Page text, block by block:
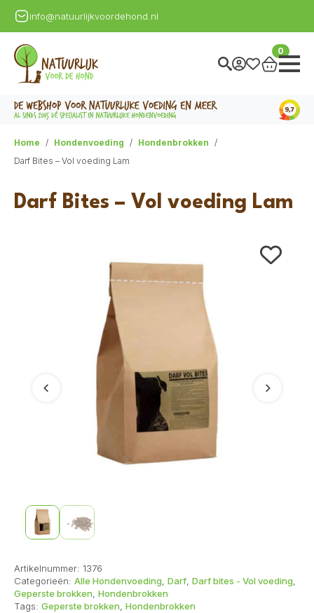
info@natuurlijkvoordehond.nl
0
Home Hondenvoeding
Hondenbrokken
Darf Bites – Vol voeding Lam
Darf Bites – Vol voeding Lam
Vorige Volgende
Artikelnummer: 1376
Categorieën: Alle Hondenvoeding, Darf, Darf bites - Vol voeding,
Geperste brokken, Hondenbrokken
Tags: Geperste brokken, Hondenbrokken